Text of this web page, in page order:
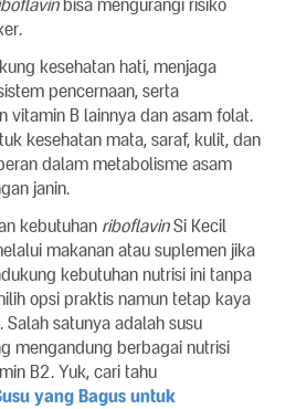
bisa mengurangi risiko
kesehatan hati, menjaga
pencernaan, serta
vitamin B lainnya dan asam folat.
kesehatan mata, saraf, kulit, dan
dalam metabolisme asam
janin.
kebutuhan riboflavinSi Kecil
makanan atau suplemen jika
kebutuhan nutrisi ini tanpa
opsi praktis namun tetap kaya
satunya adalah susu
mengandung berbagai nutrisi
B2. Yuk, cari tahu
yang Bagus untuk